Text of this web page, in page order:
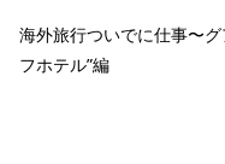
海外旅行ついでに仕事〜
フホテル”編